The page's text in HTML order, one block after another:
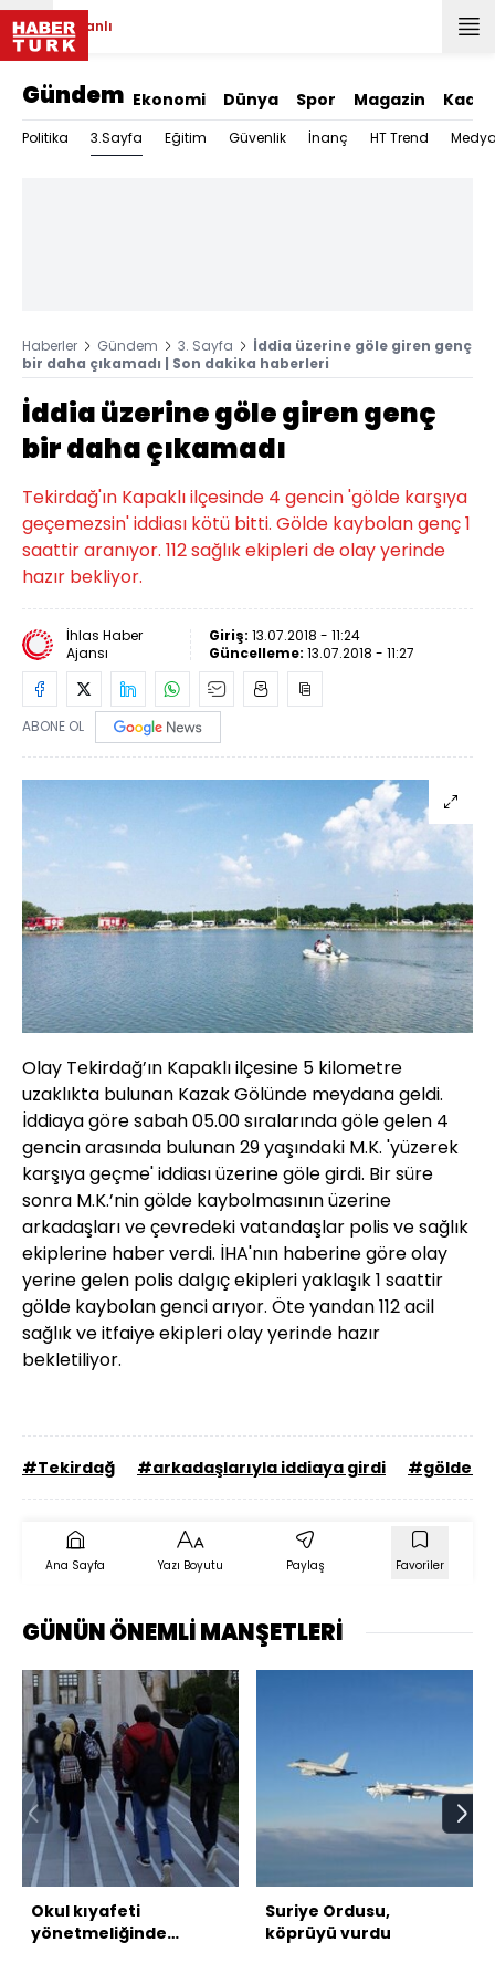
Canlı
Gündem Ekonomi Dünya Spor Magazin Kadın
Politika 3.Sayfa Eğitim Güvenlik İnanç HT Trend
Haberler Gündem 3. Sayfa
İddia üzerine göle giren genç
bir daha çıkamadı | Son dakika haberleri
İddia üzerine göle giren genç
bir daha çıkamadı
Tekirdağ'ın Kapaklı ilçesinde 4 gencin 'gölde karşıya
geçemezsin' iddiası kötü bitti. Gölde kaybolan genç 1
saattir aranıyor. 112 sağlık ekipleri de olay yerinde
hazır bekliyor.
İhlas Haber
Ajansı
Giriş: 13.07.2018 - 11:24
Güncelleme: 13.07.2018 - 11:27
ABONE OL
Olay Tekirdağ’ın Kapaklı ilçesine 5 kilometre
uzaklıkta bulunan Kazak Gölünde meydana geldi.
İddiaya göre sabah 05.00 sıralarında göle gelen 4
gencin arasında bulunan 29 yaşındaki M.K. 'yüzerek
karşıya geçme' iddiası üzerine göle girdi. Bir süre
sonra M.K.’nin gölde kaybolmasının üzerine
arkadaşları ve çevredeki vatandaşlar polis ve sağlık
ekiplerine haber verdi. İHA'nın haberine göre olay
yerine gelen polis dalgıç ekipleri yaklaşık 1 saattir
gölde kaybolan genci arıyor. Öte yandan 112 acil
sağlık ve itfaiye ekipleri olay yerinde hazır
bekletiliyor.
#Tekirdağ #arkadaşlarıyla iddiaya girdi #gölde
Ana Sayfa Yazı Boyutu Paylaş Favoriler
GÜNÜN ÖNEMLİ MANŞETLERİ
Okul kıyafeti
yönetmeliğinde
Suriye Ordusu,
köprüyü vurdu